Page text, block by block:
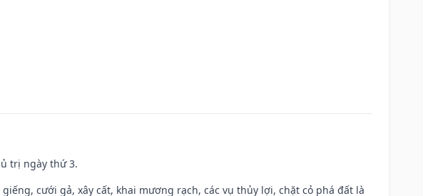
trị ngày thứ 3.
cưới gả, xây cất, khai mương rạch, các vụ thủy lợi, chặt cỏ phá đất là